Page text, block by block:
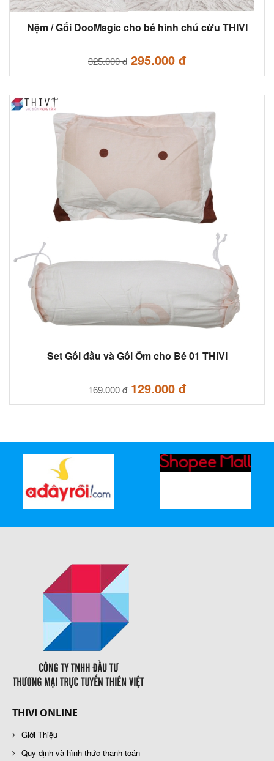
Nệm / Gối DooMagic cho bé hình chú cừu THIVI
325.000 đ295.000 đ
Set Gối đầu và Gối Ôm cho Bé 01 THIVI
169.000 đ129.000 đ
THIVI ONLINE
Giới Thiệu
Quy định và hình thức thanh toán